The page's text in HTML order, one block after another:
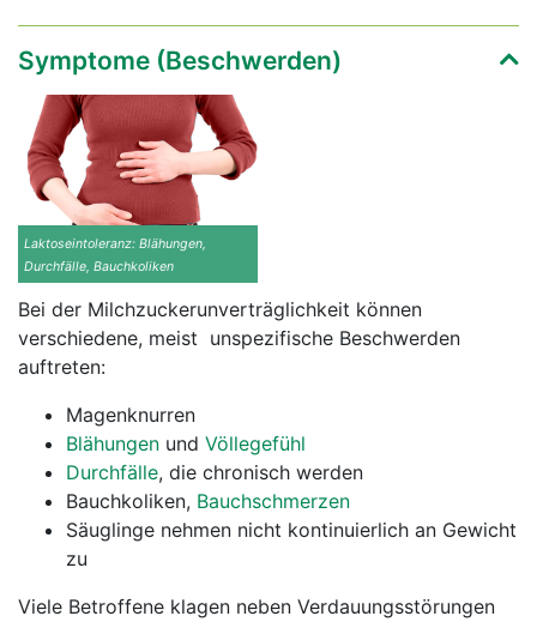
Symptome (Beschwerden)
Laktoseintoleranz: Blähungen,
Durchfälle, Bauchkoliken
Bei der Milchzuckerunverträglichkeit können
verschiedene, meist unspezifische Beschwerden
auftreten:
Magenknurren
Blähungen und Völlegefühl
Durchfälle, die chronisch werden
Bauchkoliken, Bauchschmerzen
Säuglinge nehmen nicht kontinuierlich an Gewicht
zu
Viele Betroffene klagen neben Verdauungsstörungen